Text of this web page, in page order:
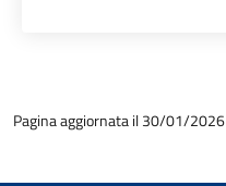
Pagina aggiornata il 30/01/2026